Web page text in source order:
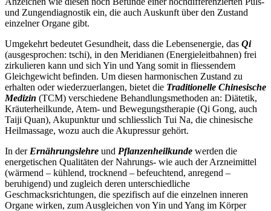
und Zungendiagnostik ein, die auch Auskunft über den Zustand
einzelner Organe gibt.
Umgekehrt bedeutet Gesundheit, dass die Lebensenergie, das Qi
(ausgesprochen: tschi), in den Meridianen (Energieleitbahnen) frei
zirkulieren kann und sich Yin und Yang somit in fliessendem
Gleichgewicht befinden. Um diesen harmonischen Zustand zu
erhalten oder wiederzuerlangen, bietet die Traditionelle Chinesische
Medizin (TCM) verschiedene Behandlungsmethoden an: Diätetik,
Kräuterheilkunde, Atem- und Bewegungstherapie (Qi Gong, auch
Taiji Quan), Akupunktur und schliesslich Tui Na, die chinesische
Heilmassage, wozu auch die Akupressur gehört.
In der Ernährungslehre und Pflanzenheilkunde werden die
energetischen Qualitäten der Nahrungs- wie auch der Arzneimittel
(wärmend – kühlend, trocknend – befeuchtend, anregend –
beruhigend) und zugleich deren unterschiedliche
Geschmacksrichtungen, die spezifisch auf die einzelnen inneren
Organe wirken, zum Ausgleichen von Yin und Yang im Körper